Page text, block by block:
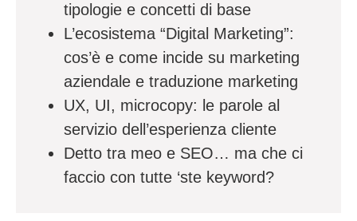
tipologie e concetti di base
L’ecosistema “Digital Marketing”:
cos’è e come incide su marketing
aziendale e traduzione marketing
UX, UI, microcopy: le parole al
servizio dell’esperienza cliente
Detto tra meo e SEO… ma che ci
faccio con tutte ‘ste keyword?